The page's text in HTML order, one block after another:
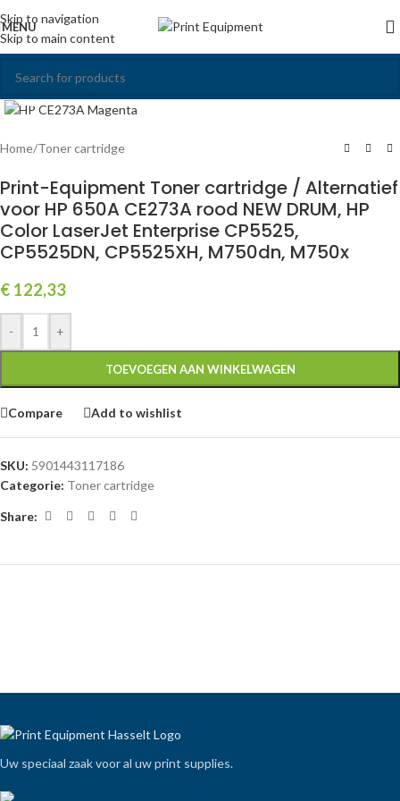
Skip to navigation
Skip to main content
MENU
Click to enlarge
Home/Toner cartridge
Print-Equipment Toner cartridge / Alternatief
voor HP 650A CE273A rood NEW DRUM, HP
Color LaserJet Enterprise CP5525,
CP5525DN, CP5525XH, M750dn, M750x
€ 122,33
- +
TOEVOEGEN AAN WINKELWAGEN
Compare Add to wishlist
SKU: 5901443117186
Categorie: Toner cartridge
Share:
Uw speciaal zaak voor al uw print supplies.